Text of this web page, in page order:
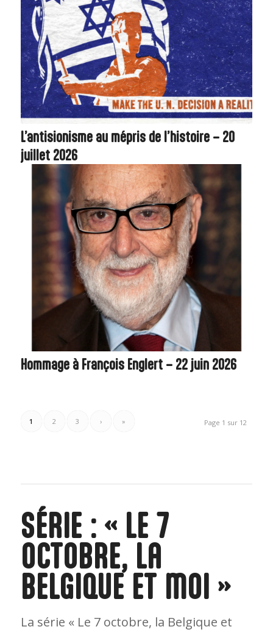
L’antisionisme au mépris de l’histoire – 20
juillet 2026
Hommage à François Englert – 22 juin 2026
Page 1 sur 12
1 2 3 › »
SÉRIE : « LE 7
OCTOBRE, LA
BELGIQUE ET MOI »
La série « Le 7 octobre, la Belgique et